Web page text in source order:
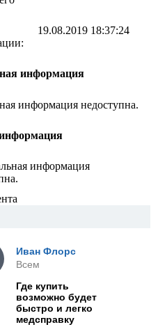
19.08.2019 18:37:24
информация
информация недоступна.
информация
Иван Флорс
Всем
Где купить
возможно будет
быстро и легко
медсправку